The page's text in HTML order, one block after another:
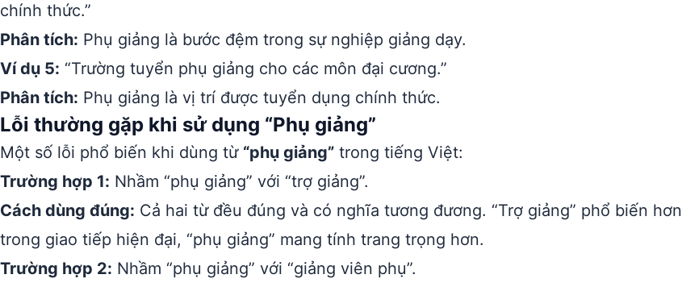
chính thức.”
Phân tích: Phụ giảng là bước đệm trong sự nghiệp giảng dạy.
Ví dụ 5: “Trường tuyển phụ giảng cho các môn đại cương.”
Phân tích: Phụ giảng là vị trí được tuyển dụng chính thức.
Lỗi thường gặp khi sử dụng “Phụ giảng”
Một số lỗi phổ biến khi dùng từ “phụ giảng” trong tiếng Việt:
Trường hợp 1: Nhầm “phụ giảng” với “trợ giảng”.
Cách dùng đúng: Cả hai từ đều đúng và có nghĩa tương đương. “Trợ giảng” phổ biến hơn
trong giao tiếp hiện đại, “phụ giảng” mang tính trang trọng hơn.
Trường hợp 2: Nhầm “phụ giảng” với “giảng viên phụ”.